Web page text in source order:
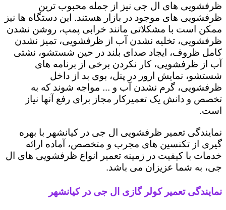
ظرفشویی های ال جی نیز از جمله محبوب ترین
ظرفشویی های موجود در بازار هستند. این دستگاه ها نیز
ممکن است با مشکلاتی مانند خرابی پمپ، روشن نشدن
ظرفشویی، تخلیه نشدن آب از ظرفشویی، تمیز نشدن
کامل ظروف، ایجاد صدای بلند در حین شستشو، نشتی
آب از ظرفشویی، کار نکردن برخی از برنامه های
شستشو، نمایش ارور در پنل، بوی بد از داخل
ظرفشویی، گرم نشدن آب و ... مواجه شوند که به
تخصص و دانش یک تعمیرکار مجاز برای رفع آنها نیاز
است.
نمایندگی تعمیر ظرفشویی ال جی در کیانشهر با بهره
گیری از تکنسین های مجرب و متخصص، آماده ارائه
خدمات با کیفیت در زمینه تعمیر انواع ظرفشویی های ال
جی، به شما عزیزان می باشد.
نمایندگی تعمیر کولر گازی ال جی در کیانشهر